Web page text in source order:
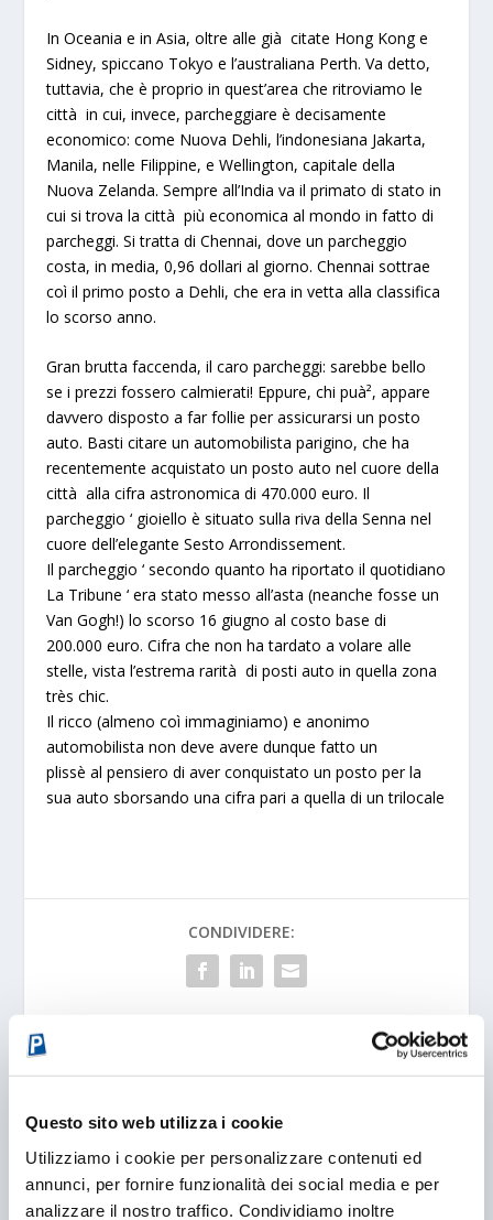
Questo sito web utilizza i cookie
Utilizziamo i cookie per personalizzare contenuti ed
annunci, per fornire funzionalità dei social media e per
analizzare il nostro traffico. Condividiamo inoltre
In Oceania e in Asia, oltre alle già citate Hong Kong e
Sidney, spiccano Tokyo e l’australiana Perth. Va detto,
tuttavia, che è proprio in quest’area che ritroviamo le
città in cui, invece, parcheggiare è decisamente
economico: come Nuova Dehli, l’indonesiana Jakarta,
Manila, nelle Filippine, e Wellington, capitale della
Nuova Zelanda. Sempre all’India va il primato di stato in
cui si trova la città più economica al mondo in fatto di
parcheggi. Si tratta di Chennai, dove un parcheggio
costa, in media, 0,96 dollari al giorno. Chennai sottrae
coì il primo posto a Dehli, che era in vetta alla classifica
lo scorso anno.
Gran brutta faccenda, il caro parcheggi: sarebbe bello
se i prezzi fossero calmierati! Eppure, chi puà², appare
davvero disposto a far follie per assicurarsi un posto
auto. Basti citare un automobilista parigino, che ha
recentemente acquistato un posto auto nel cuore della
città alla cifra astronomica di 470.000 euro. Il
parcheggio ‘ gioiello è situato sulla riva della Senna nel
cuore dell’elegante Sesto Arrondissement.
Il parcheggio ‘ secondo quanto ha riportato il quotidiano
La Tribune ‘ era stato messo all’asta (neanche fosse un
Van Gogh!) lo scorso 16 giugno al costo base di
200.000 euro. Cifra che non ha tardato a volare alle
stelle, vista l’estrema rarità di posti auto in quella zona
très chic.
Il ricco (almeno coì immaginiamo) e anonimo
automobilista non deve avere dunque fatto un
plissè al pensiero di aver conquistato un posto per la
sua auto sborsando una cifra pari a quella di un trilocale
CONDIVIDERE:
PRECEDENTE
NUOVO PARKING A
RICCIONE
AL MARE IL ‘BLU’
COMINCIA DAI PARCHEGGI